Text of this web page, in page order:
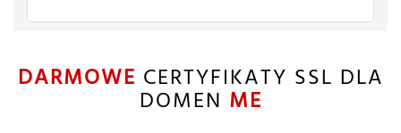
DARMOWE CERTYFIKATY SSL DLA
DOMEN ME